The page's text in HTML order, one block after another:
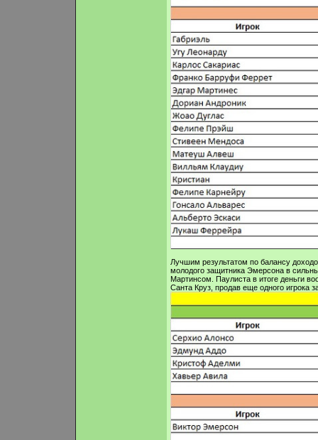
Лучшим результатом по балансу
молодого защитника Эмерсона в
Мартинсом. Паулиста в итоге деньги
Санта Круз, продав еще одного игрока